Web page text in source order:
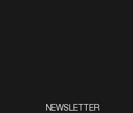
NEWSLETTER